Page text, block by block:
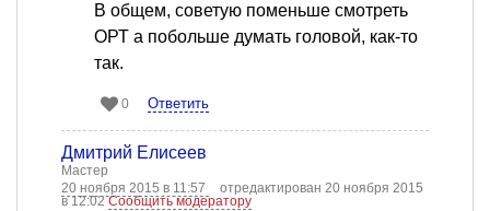
В общем, советую поменьше смотреть
ОРТ а побольше думать головой, как-то
так.
0 Ответить
Дмитрий Елисеев
Мастер
20 ноября 2015 в 11:57
отредактирован 20 ноября 2015
в 12:02Сообщить модератору